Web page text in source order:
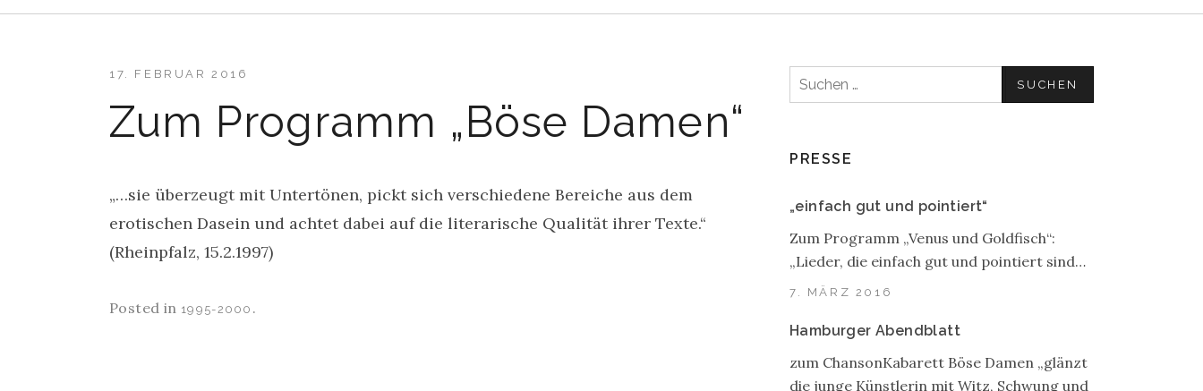
Zum Programm „Böse Damen“
17. FEBRUAR 2016
„…sie überzeugt mit Untertönen, pickt sich verschiedene Bereiche aus dem
erotischen Dasein und achtet dabei auf die literarische Qualität ihrer Texte.“
(Rheinpfalz, 15.2.1997)
Posted in 1995-2000 .
Suchen
nach:
PRESSE
„einfach gut und pointiert“
7. MÄRZ 2016
Zum Programm „Venus und Goldfisch“:
„Lieder, die einfach gut und pointiert sind…
Hamburger Abendblatt
zum ChansonKabarett Böse Damen „glänzt
die junge Künstlerin mit Witz, Schwung und